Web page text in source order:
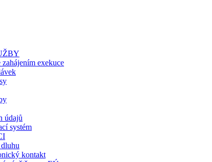
exekuce
údajů
systém
kontakt